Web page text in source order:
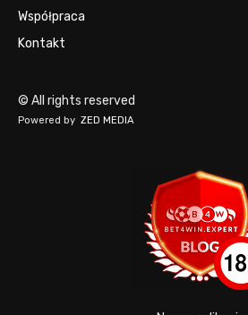
Współpraca
Kontakt
© All rights reserved
Powered by ZED MEDIA